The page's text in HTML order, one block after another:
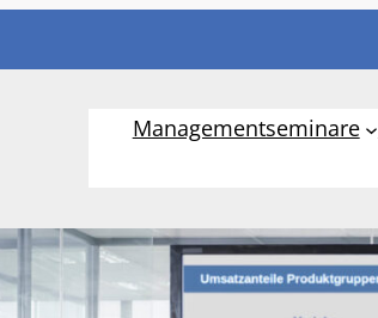
Managementseminare